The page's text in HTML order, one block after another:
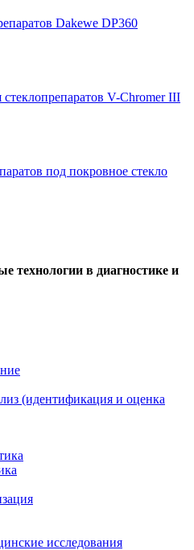
Dakewe DP360
V-Chromer III
под покровное стекло
технологии в диагностике и
(идентификация и оценка
исследования